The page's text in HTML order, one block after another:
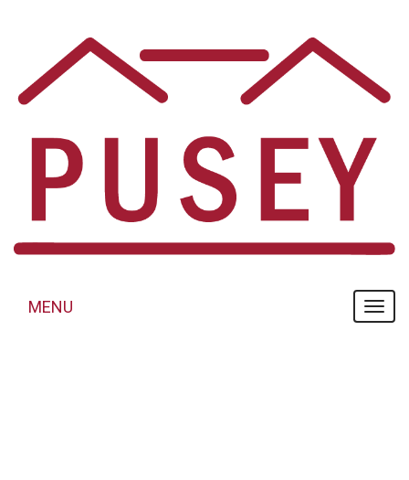
MENU
MENU